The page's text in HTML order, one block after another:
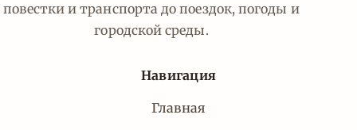
повестки и транспорта до поездок, погоды и
городской среды.
Навигация
Главная